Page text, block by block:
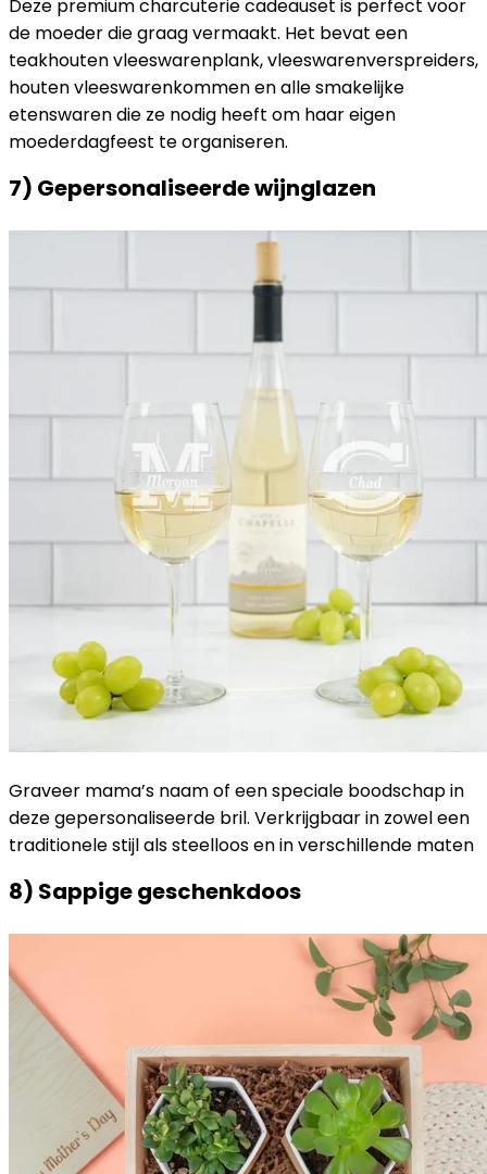
Deze premium charcuterie cadeauset is perfect voor
de moeder die graag vermaakt. Het bevat een
teakhouten vleeswarenplank, vleeswarenverspreiders,
houten vleeswarenkommen en alle smakelijke
etenswaren die ze nodig heeft om haar eigen
moederdagfeest te organiseren.
7) Gepersonaliseerde wijnglazen
Graveer mama’s naam of een speciale boodschap in
deze gepersonaliseerde bril. Verkrijgbaar in zowel een
traditionele stijl als steelloos en in verschillende maten
8) Sappige geschenkdoos